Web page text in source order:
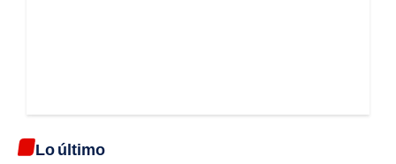
Lo último